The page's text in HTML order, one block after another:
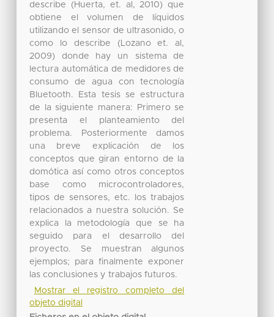
describe (Huerta, et. al, 2010) que
obtiene el volumen de líquidos
utilizando el sensor de ultrasonido, o
como lo describe (Lozano et. al,
2009) donde hay un sistema de
lectura automática de medidores de
consumo de agua con tecnología
Bluetooth. Esta tesis se estructura
de la siguiente manera: Primero se
presenta el planteamiento del
problema. Posteriormente damos
una breve explicación de los
conceptos que giran entorno de la
domótica así como otros conceptos
base como microcontroladores,
tipos de sensores, etc. los trabajos
relacionados a nuestra solución. Se
explica la metodología que se ha
seguido para el desarrollo del
proyecto. Se muestran algunos
ejemplos; para finalmente exponer
las conclusiones y trabajos futuros.
Mostrar el registro completo del
objeto digital